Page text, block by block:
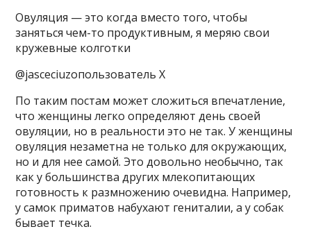
Овуляция — это когда вместо того, чтобы
заняться чем-то продуктивным, я меряю свои
кружевные колготки
@jasceciuzoпользователь X
По таким постам может сложиться впечатление,
что женщины легко определяют день своей
овуляции, но в реальности это не так. У женщины
овуляция незаметна не только для окружающих,
но и для нее самой. Это довольно необычно, так
как у большинства других млекопитающих
готовность к размножению очевидна. Например,
у самок приматов набухают гениталии, а у собак
бывает течка.